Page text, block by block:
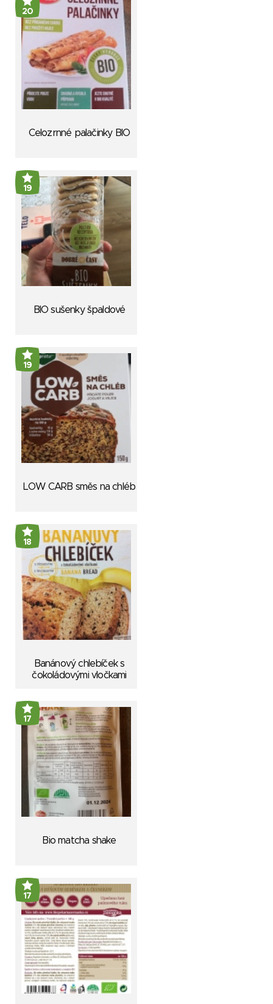
20
Celozrnné palačinky BIO
19
BIO sušenky špaldové
19
LOW CARB směs na chléb
18
Banánový chlebíček s
čokoládovými vločkami
17
Bio matcha shake
17